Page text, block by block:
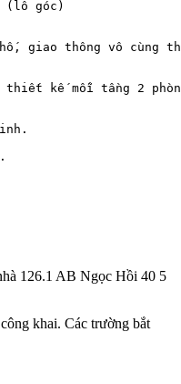
(lô góc)
giao thông vô cùng
thiết kế mỗi tầng 2
126.1 AB Ngọc Hồi 40 5
khai. Các trường bắt